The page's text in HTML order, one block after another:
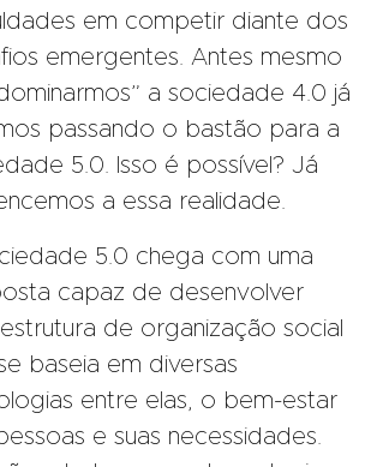
em competir diante dos
emergentes. Antes mesmo
a sociedade 4.0 já
passando o bastão para a
5.0. Isso é possível? Já
a essa realidade.
5.0 chega com uma
capaz de desenvolver
de organização social
baseia em diversas
entre elas, o bem-estar
e suas necessidades.